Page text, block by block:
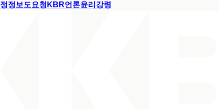
정정보도요청 KBR언론윤리강령